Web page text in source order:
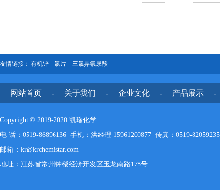
友情链接： 有机锌 氯片 三氯异氰尿酸
-
网站首页 -
关于我们 -
企业文化 -
产品展示
Copyright © 2019-2020 凯瑞化学
电 话：0519-86896136 手机：洪经理 15961209877 传真：0519-82059235
邮箱：kr@krchemistar.com
地址：江苏省常州钟楼经济开发区玉龙南路178号